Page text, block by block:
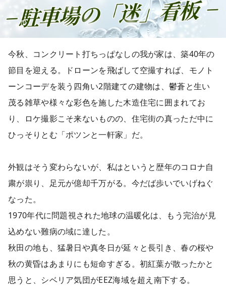
今秋、コンクリート打ちっぱなしの我が家は、築40年の
節目を迎える。ドローンを飛ばして空撮すれば、モノト
ーンコーデを装う四角い2階建ての建物は、鬱蒼と生い
茂る雑草や様々な彩色を施した木造住宅に囲まれてお
り、ロケ撮影こそ来ないものの、住宅街の真っただ中に
ひっそりとむ「ポツンと一軒家」だ。
外観はそう変わらないが、私はというと歴年のコロナ自
粛が祟り、足元が億却千万がる。今だば歩いでいげねぐ
なった。
1970年代に問題視された地球の温暖化は、もう完治が見
込めない難病の域に達した。
秋田の地も、猛暑日や真冬日が延々と長引き、春の桜や
秋の黄昏はあまりにも短命すぎる。初紅葉が散ったかと
思うと、シベリア気団がEEZ海域を超え南下する。